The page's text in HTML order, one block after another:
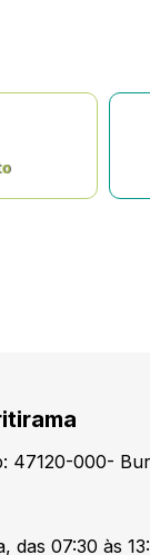
47120-000-
das 07:30 às